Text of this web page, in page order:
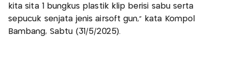
kita sita 1 bungkus plastik klip berisi sabu serta
sepucuk senjata jenis airsoft gun," kata Kompol
Bambang, Sabtu (31/5/2025).